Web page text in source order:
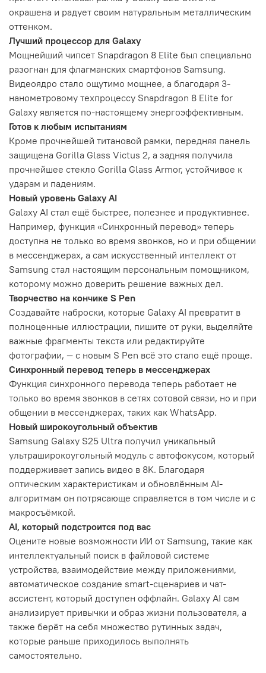
окрашена и радует своим натуральным металлическим
оттенком.
Лучший процессор для Galaxy
Мощнейший чипсет Snapdragon 8 Elite был специально
разогнан для флагманских смартфонов Samsung.
Видеоядро стало ощутимо мощнее, а благодаря 3-
нанометровому техпроцессу Snapdragon 8 Elite for
Galaxy является по-настоящему энергоэффективным.
Готов к любым испытаниям
Кроме прочнейшей титановой рамки, передняя панель
защищена Gorilla Glass Victus 2, а задняя получила
прочнейшее стекло Gorilla Glass Armor, устойчивое к
ударам и падениям.
Новый уровень Galaxy AI
Galaxy AI стал ещё быстрее, полезнее и продуктивнее.
Например, функция «Синхронный перевод» теперь
доступна не только во время звонков, но и при общении
в мессенджерах, а сам искусственный интеллект от
Samsung стал настоящим персональным помощником,
которому можно доверить решение важных дел.
Творчество на кончике S Pen
Создавайте наброски, которые Galaxy AI превратит в
полноценные иллюстрации, пишите от руки, выделяйте
важные фрагменты текста или редактируйте
фотографии, — с новым S Pen всё это стало ещё проще.
Синхронный перевод теперь в мессенджерах
Функция синхронного перевода теперь работает не
только во время звонков в сетях сотовой связи, но и при
общении в мессенджерах, таких как WhatsApp.
Новый широкоугольный объектив
Samsung Galaxy S25 Ultra получил уникальный
ультраширокоугольный модуль с автофокусом, который
поддерживает запись видео в 8K. Благодаря
оптическим характеристикам и обновлённым AI-
алгоритмам он потрясающе справляется в том числе и с
макросъёмкой.
AI, который подстроится под вас
Оцените новые возможности ИИ от Samsung, такие как
интеллектуальный поиск в файловой системе
устройства, взаимодействие между приложениями,
автоматическое создание smart-сценариев и чат-
ассистент, который доступен оффлайн. Galaxy AI сам
анализирует привычки и образ жизни пользователя, а
также берёт на себя множество рутинных задач,
которые раньше приходилось выполнять
самостоятельно.